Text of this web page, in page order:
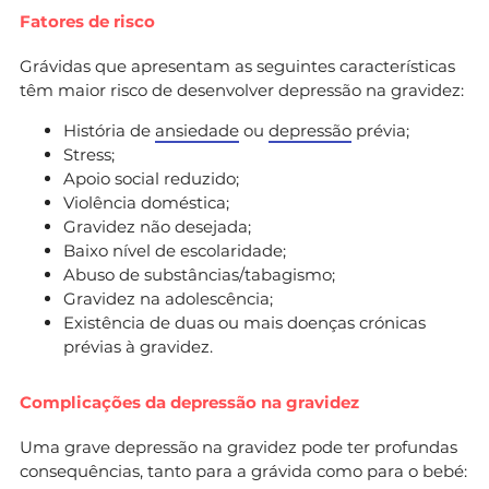
Fatores de risco
Grávidas que apresentam as seguintes características
têm maior risco de desenvolver depressão na gravidez:
História de ansiedade ou depressão prévia;
Stress;
Apoio social reduzido;
Violência doméstica;
Gravidez não desejada;
Baixo nível de escolaridade;
Abuso de substâncias/tabagismo;
Gravidez na adolescência;
Existência de duas ou mais doenças crónicas
prévias à gravidez.
Complicações da depressão na gravidez
Uma grave depressão na gravidez pode ter profundas
consequências, tanto para a grávida como para o bebé: